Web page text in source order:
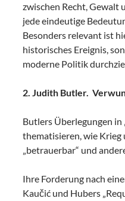
zwischen Recht, Gewalt
jede eindeutige
Besonders relevant ist
historisches Ereignis,
moderne Politik
2. Judith Butler.
Butlers Überlegungen in
thematisieren, wie Krieg
„betrauerbar“ und
Ihre Forderung nach
Kaučić und Hubers